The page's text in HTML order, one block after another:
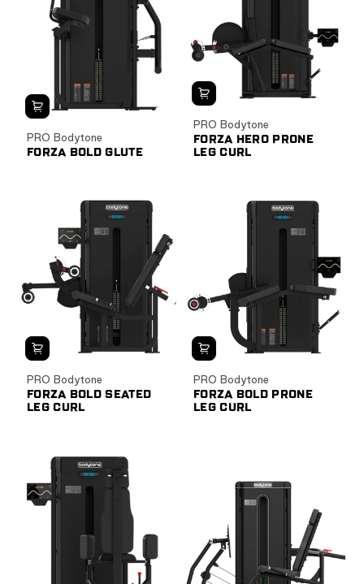
PRO Bodytone
FORZA BOLD GLUTE
PRO Bodytone
FORZA HERO PRONE
LEG CURL
PRO Bodytone
FORZA BOLD SEATED
LEG CURL
PRO Bodytone
FORZA BOLD PRONE
LEG CURL